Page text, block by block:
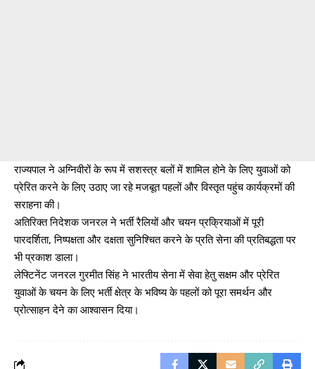
राज्यपाल ने अग्निवीरों के रूप में सशस्त्र बलों में शामिल होने के लिए युवाओं को
प्रेरित करने के लिए उठाए जा रहे मजबूत पहलों और विस्तृत पहुंच कार्यक्रमों की
सराहना की।
अतिरिक्त निदेशक जनरल ने भर्ती रैलियों और चयन प्रक्रियाओं में पूरी
पारदर्शिता, निष्पक्षता और दक्षता सुनिश्चित करने के प्रति सेना की प्रतिबद्धता पर
भी प्रकाश डाला।
लेफ्टिनेंट जनरल गुरमीत सिंह ने भारतीय सेना में सेवा हेतु सक्षम और प्रेरित
युवाओं के चयन के लिए भर्ती क्षेत्र के भविष्य के पहलों को पूरा समर्थन और
प्रोत्साहन देने का आश्वासन दिया।